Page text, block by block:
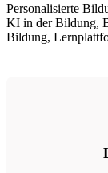
Personalisierte
KI in der Bildung,
Bildung,